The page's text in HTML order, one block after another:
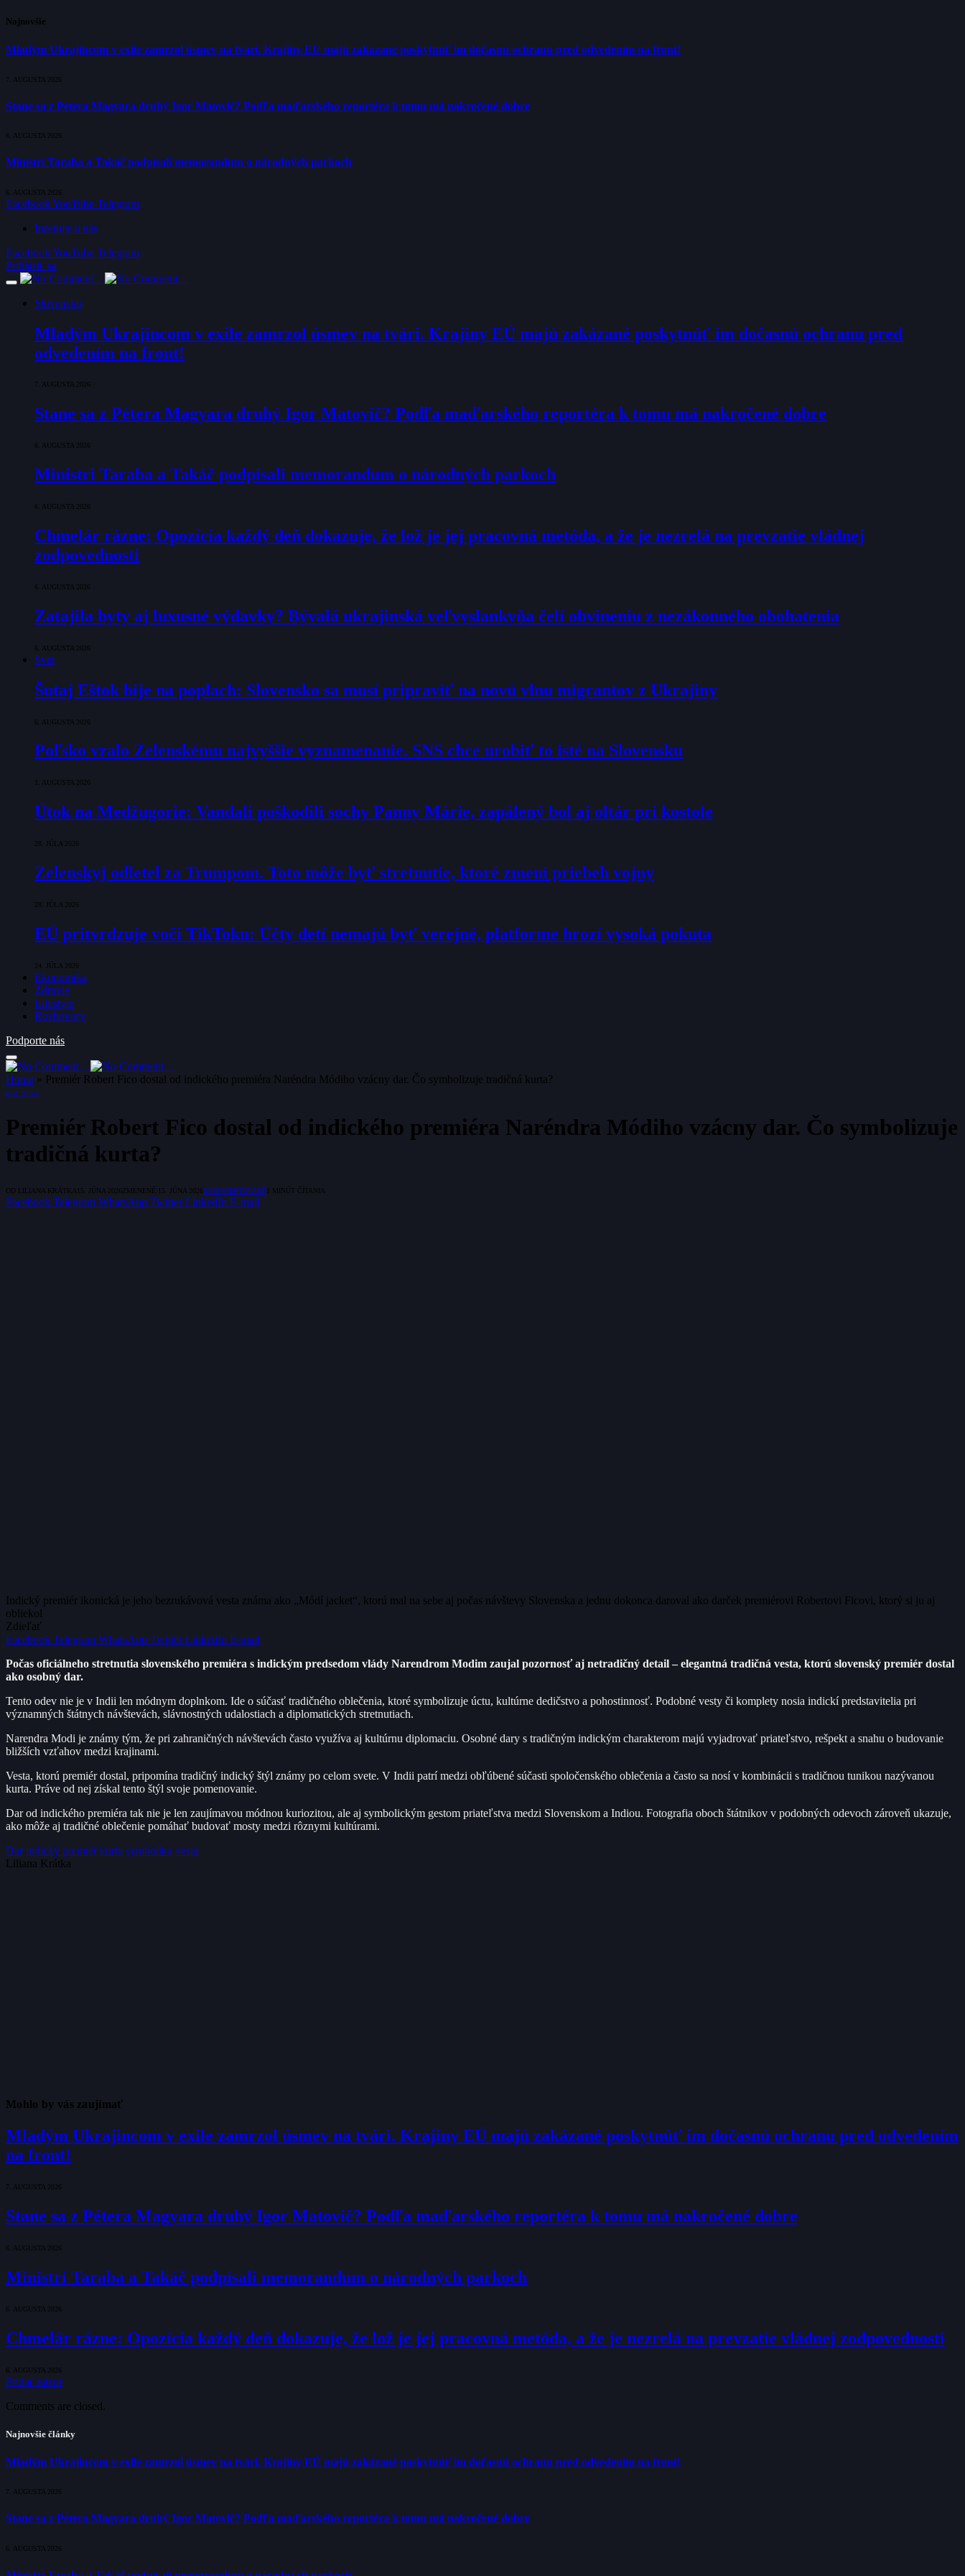
Najnovšie
Mladým Ukrajincom v exile zamrzol úsmev na tvári. Krajiny EÚ majú zakázané poskytnúť im dočasnú ochranu pred odvedením na front!
7. AUGUSTA 2026
Stane sa z Pétera Magyara druhý Igor Matovič? Podľa maďarského reportéra k tomu má nakročené dobre
6. AUGUSTA 2026
Ministri Taraba a Takáč podpísali memorandum o národných parkoch
6. AUGUSTA 2026
FacebookYouTube Telegram
Inzerujte u nás
FacebookYouTube Telegram
Prihlásiť sa
Slovensko
Mladým Ukrajincom v exile zamrzol úsmev na tvári. Krajiny EÚ majú zakázané poskytnúť im dočasnú ochranu pred
odvedením na front!
7. AUGUSTA 2026
Stane sa z Pétera Magyara druhý Igor Matovič? Podľa maďarského reportéra k tomu má nakročené dobre
6. AUGUSTA 2026
Ministri Taraba a Takáč podpísali memorandum o národných parkoch
6. AUGUSTA 2026
Chmelár rázne: Opozícia každý deň dokazuje, že lož je jej pracovná metóda, a že je nezrelá na prevzatie vládnej
zodpovednosti
6. AUGUSTA 2026
Zatajila byty aj luxusné výdavky? Bývalá ukrajinská veľvyslankyňa čelí obvineniu z nezákonného obohatenia
6. AUGUSTA 2026
Svet
Šutaj Eštok bije na poplach: Slovensko sa musí pripraviť na novú vlnu migrantov z Ukrajiny
6. AUGUSTA 2026
Poľsko vzalo Zelenskému najvyššie vyznamenanie. SNS chce urobiť to isté na Slovensku
1. AUGUSTA 2026
Útok na Medžugorie: Vandali poškodili sochy Panny Márie, zapálený bol aj oltár pri kostole
28. JÚLA 2026
Zelenskyj odletel za Trumpom. Toto môže byť stretnutie, ktoré zmení priebeh vojny
28. JÚLA 2026
EÚ pritvrdzuje voči TikToku: Účty detí nemajú byť verejné, platforme hrozí vysoká pokuta
24. JÚLA 2026
Ekonomika
Zdravie
Lifestyle
Rozhovory
Podporte nás
Home » Premiér Robert Fico dostal od indického premiéra Naréndra Módiho vzácny dar. Čo symbolizuje tradičná kurta?
KULTÚRA
Premiér Robert Fico dostal od indického premiéra Naréndra Módiho vzácny dar. Čo symbolizuje
tradičná kurta?
OD LILIANA KRÁTKA 15. JÚNA 2026 ZMENENÉ: 15. JÚNA 2026 NEKOMENTOVANÉ1 MINÚT ČÍTANIA
Facebook Telegram WhatsApp Twitter LinkedIn E-mail
Indický premiér ikonická je jeho bezrukávová vesta známa ako „Módí jacket“, ktorú mal na sebe aj počas návštevy Slovenska a jednu dokonca daroval ako darček premiérovi Robertovi Ficovi, ktorý si ju aj
obliekol
Zdieľať
Facebook Telegram WhatsApp Twitter LinkedIn E-mail
Počas oficiálneho stretnutia slovenského premiéra s indickým predsedom vlády Narendrom Modim zaujal pozornosť aj netradičný detail – elegantná tradičná vesta, ktorú slovenský premiér dostal
ako osobný dar.
Tento odev nie je v Indii len módnym doplnkom. Ide o súčasť tradičného oblečenia, ktoré symbolizuje úctu, kultúrne dedičstvo a pohostinnosť. Podobné vesty či komplety nosia indickí predstavitelia pri
významných štátnych návštevách, slávnostných udalostiach a diplomatických stretnutiach.
Narendra Modi je známy tým, že pri zahraničných návštevách často využíva aj kultúrnu diplomaciu. Osobné dary s tradičným indickým charakterom majú vyjadrovať priateľstvo, rešpekt a snahu o budovanie
bližších vzťahov medzi krajinami.
Vesta, ktorú premiér dostal, pripomína tradičný indický štýl známy po celom svete. V Indii patrí medzi obľúbené súčasti spoločenského oblečenia a často sa nosí v kombinácii s tradičnou tunikou nazývanou
kurta. Práve od nej získal tento štýl svoje pomenovanie.
Dar od indického premiéra tak nie je len zaujímavou módnou kuriozitou, ale aj symbolickým gestom priateľstva medzi Slovenskom a Indiou. Fotografia oboch štátnikov v podobných odevoch zároveň ukazuje,
ako môže aj tradičné oblečenie pomáhať budovať mosty medzi rôznymi kultúrami.
Dar indický premiér kurta symbolika vesta
Liliana Krátka
Mohlo by vás zaujímať
Mladým Ukrajincom v exile zamrzol úsmev na tvári. Krajiny EÚ majú zakázané poskytnúť im dočasnú ochranu pred odvedením
na front!
7. AUGUSTA 2026
Stane sa z Pétera Magyara druhý Igor Matovič? Podľa maďarského reportéra k tomu má nakročené dobre
6. AUGUSTA 2026
Ministri Taraba a Takáč podpísali memorandum o národných parkoch
6. AUGUSTA 2026
Chmelár rázne: Opozícia každý deň dokazuje, že lož je jej pracovná metóda, a že je nezrelá na prevzatie vládnej zodpovednosti
6. AUGUSTA 2026
Pridať názor
Comments are closed.
Najnovšie články
Mladým Ukrajincom v exile zamrzol úsmev na tvári. Krajiny EÚ majú zakázané poskytnúť im dočasnú ochranu pred odvedením na front!
7. AUGUSTA 2026
Stane sa z Pétera Magyara druhý Igor Matovič? Podľa maďarského reportéra k tomu má nakročené dobre
6. AUGUSTA 2026